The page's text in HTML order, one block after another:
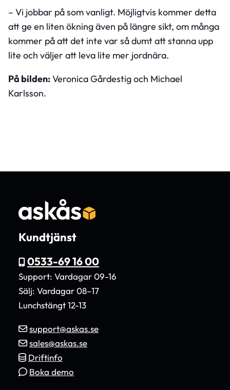
– Vi jobbar på som vanligt. Möjligtvis kommer detta
att ge en liten ökning även på längre sikt, om många
kommer på att det inte var så dumt att stanna upp
lite och väljer att leva lite mer jordnära.
På bilden:Veronica Gårdestig och Michael
Karlsson.
Kundtjänst
0533-69 16 00
Support: Vardagar 09-16
Sälj: Vardagar 08–17
Lunchstängt 12-13
support@askas.se
sales@askas.se
Driftinfo
Boka demo